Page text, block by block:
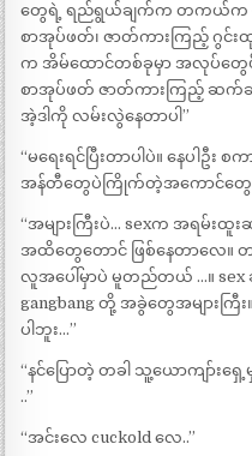
တွေရဲ့ ရည်ရွယ်ချက်က တကယ်က မုဒိ
စာအုပ်ဖတ်၊ ဇာတ်ကားကြည့် ဂွ
က အိမ်ထောင်တစ်ခုမှာ အလုပ်တွေ
စာအုပ်ဖတ် ဇာတ်ကားကြည့် ဆ
အဲ့ဒါကို လမ်းလွဲနေတာပါ”
“မရေးရင်ပြီးတာပါပဲ။ နေပါဦး
အန်တီတွေပဲကြိုက်တဲ့အကောင်တွေ အမ
“အများကြီးပဲ… sexက အရမ်း
အထိတွေတောင် ဖြစ်နေတာလေ။
လူအပေါ်မှာပဲ မူတည်တယ် …။ sex
gangbang တို့ အခွဲတွေအများက
ပါဘူး…”
“နင်ပြောတဲ့ တခါ သူ့ယောကျာ်း
..”
“အင်းလေ cuckold လေ..”